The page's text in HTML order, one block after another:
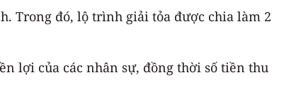
Trong đó, lộ trình giải tỏa được chia làm 2
lợi của các nhân sự, đồng thời số tiền thu